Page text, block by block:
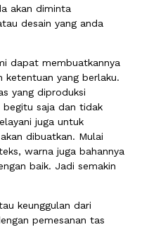
akan diminta
desain yang anda
dapat membuatkannya
ketentuan yang berlaku.
yang diproduksi
saja dan tidak
juga untuk
dibuatkan. Mulai
warna juga bahannya
baik. Jadi semakin
keunggulan dari
pemesanan tas